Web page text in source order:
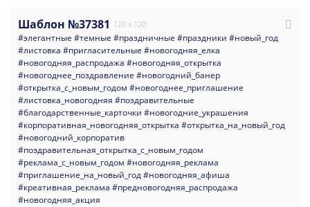
Шаблон №37381 120 x 120
#элегантные #темные #праздничные #праздники #новый_год
#листовка #пригласительные #новогодняя_елка
#новогодняя_распродажа #новогодняя_открытка
#новогоднее_поздравление #новогодний_банер
#открытка_с_новым_годом #новогоднее_приглашение
#листовка_новогодняя #поздравительные
#благодарственные_карточки #новогодние_украшения
#корпоративная_новогодняя_открытка #открытка_на_новый_год
#новогодний_корпоратив
#поздравительная_открытка_с_новым_годом
#реклама_с_новым_годом #новогодняя_реклама
#приглашение_на_новый_год#новогодняя_афиша
#креативная_реклама #предновогодняя_распродажа
#новогодняя_акция